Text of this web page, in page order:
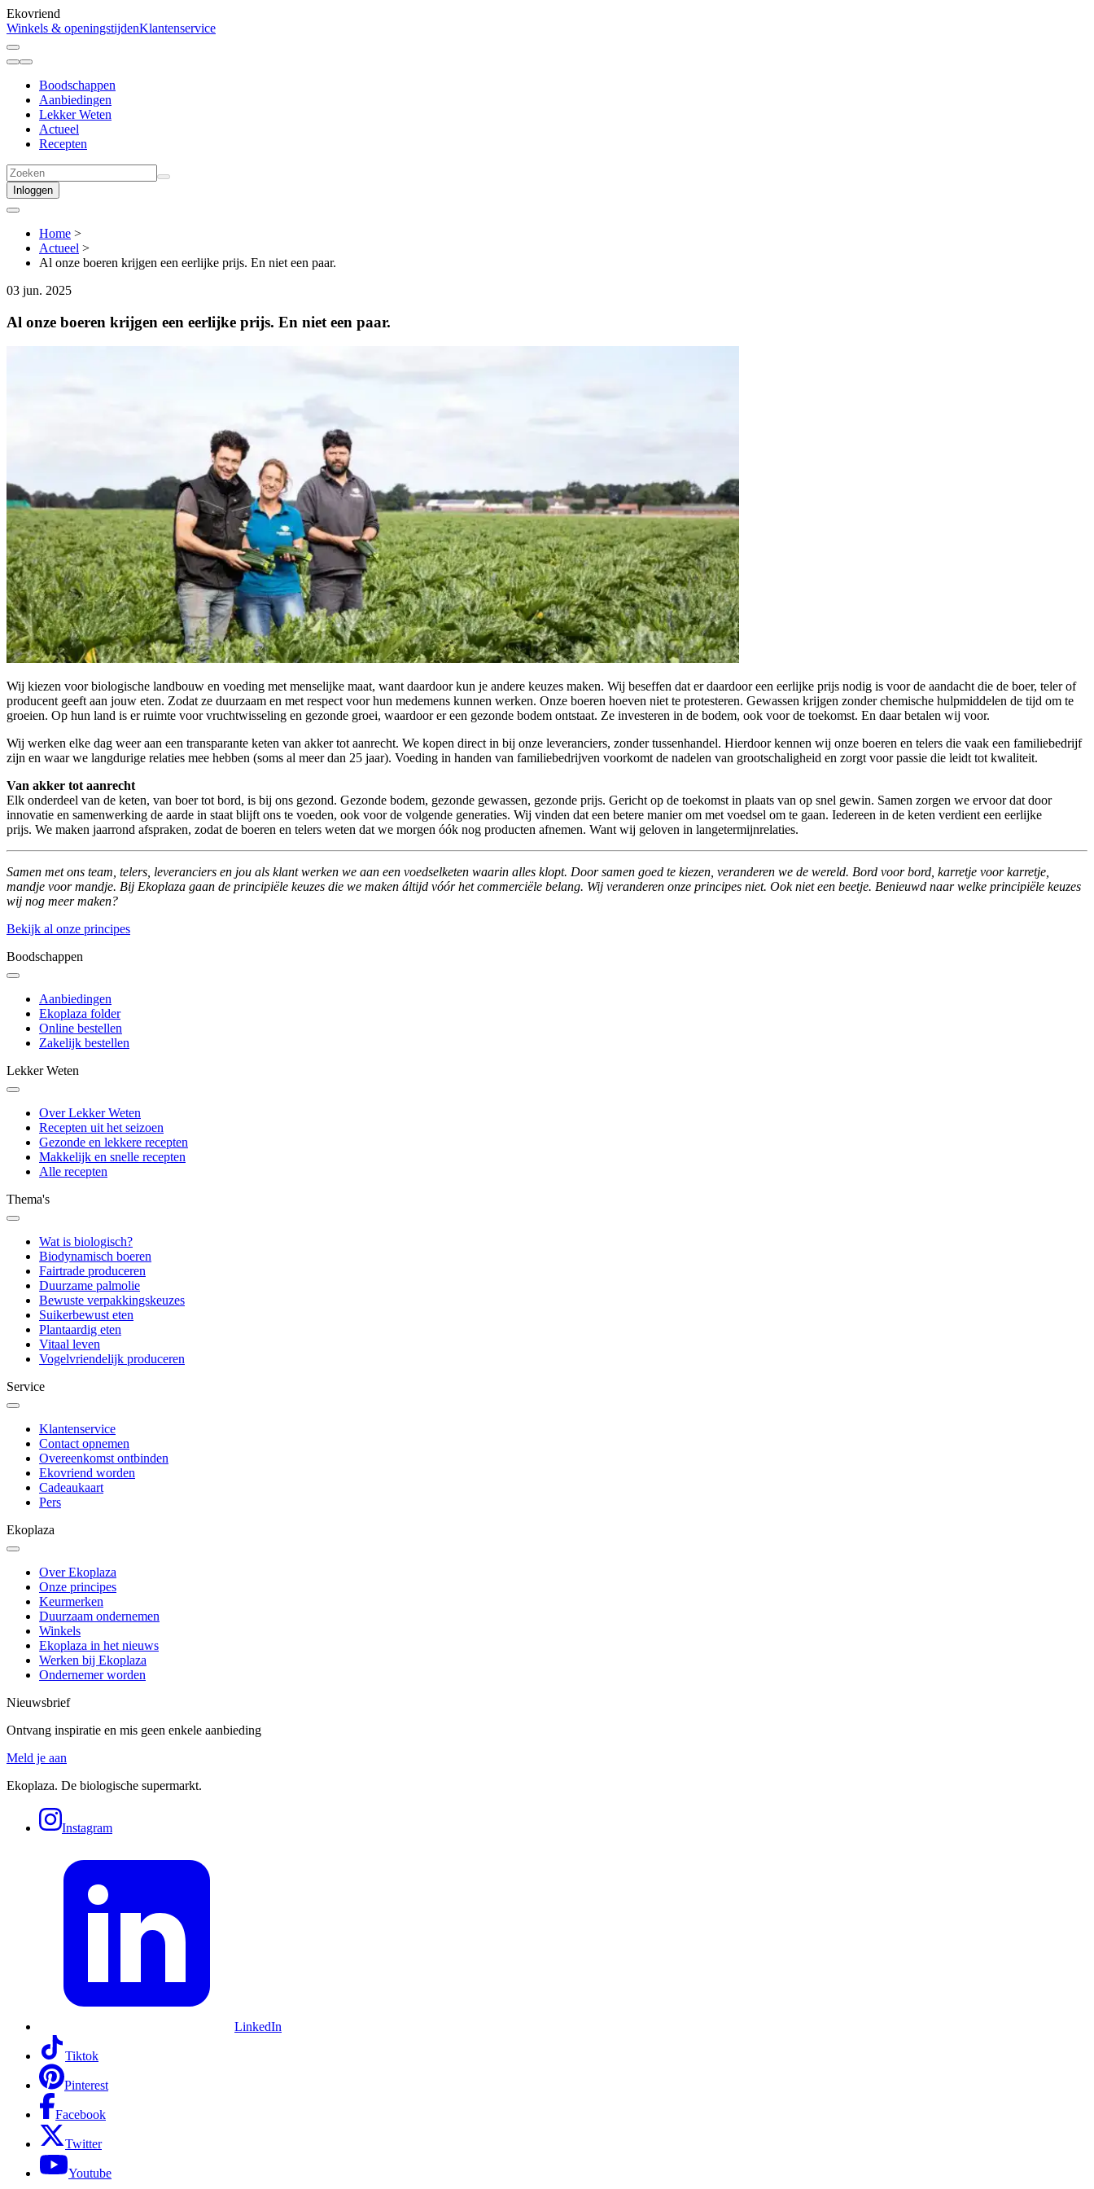
Ekovriend
Winkels & openingstijdenKlantenservice
Boodschappen
Aanbiedingen
Lekker Weten
Actueel
Recepten
Inloggen
Home >
Actueel >
Al onze boeren krijgen een eerlijke prijs. En niet een paar.
03 jun. 2025
Al onze boeren krijgen een eerlijke prijs. En niet een paar.
Wij kiezen voor biologische landbouw en voeding met menselijke maat, want daardoor kun je andere keuzes maken. Wij beseffen dat er daardoor een eerlijke prijs nodig is voor de aandacht die de boer, teler of
producent geeft aan jouw eten. Zodat ze duurzaam en met respect voor hun medemens kunnen werken. Onze boeren hoeven niet te protesteren. Gewassen krijgen zonder chemische hulpmiddelen de tijd om te
groeien. Op hun land is er ruimte voor vruchtwisseling en gezonde groei, waardoor er een gezonde bodem ontstaat. Ze investeren in de bodem, ook voor de toekomst. En daar betalen wij voor.
Wij werken elke dag weer aan een transparante keten van akker tot aanrecht. We kopen direct in bij onze leveranciers, zonder tussenhandel. Hierdoor kennen wij onze boeren en telers die vaak een familiebedrijf
zijn en waar we langdurige relaties mee hebben (soms al meer dan 25 jaar). Voeding in handen van familiebedrijven voorkomt de nadelen van grootschaligheid en zorgt voor passie die leidt tot kwaliteit.
Van akker tot aanrecht
Elk onderdeel van de keten, van boer tot bord, is bij ons gezond. Gezonde bodem, gezonde gewassen, gezonde prijs. Gericht op de toekomst in plaats van op snel gewin. Samen zorgen we ervoor dat door
innovatie en samenwerking de aarde in staat blijft ons te voeden, ook voor de volgende generaties. Wij vinden dat een betere manier om met voedsel om te gaan. Iedereen in de keten verdient een eerlijke
prijs. We maken jaarrond afspraken, zodat de boeren en telers weten dat we morgen óók nog producten afnemen. Want wij geloven in langetermijnrelaties.
Samen met ons team, telers, leveranciers en jou als klant werken we aan een voedselketen waarin alles klopt. Door samen goed te kiezen, veranderen we de wereld. Bord voor bord, karretje voor karretje,
mandje voor mandje. Bij Ekoplaza gaan de principiële keuzes die we maken áltijd vóór het commerciële belang. Wij veranderen onze principes niet. Ook niet een beetje. Benieuwd naar welke principiële keuzes
wij nog meer maken?
Bekijk al onze principes
Boodschappen
Aanbiedingen
Ekoplaza folder
Online bestellen
Zakelijk bestellen
Lekker Weten
Over Lekker Weten
Recepten uit het seizoen
Gezonde en lekkere recepten
Makkelijk en snelle recepten
Alle recepten
Thema's
Wat is biologisch?
Biodynamisch boeren
Fairtrade produceren
Duurzame palmolie
Bewuste verpakkingskeuzes
Suikerbewust eten
Plantaardig eten
Vitaal leven
Vogelvriendelijk produceren
Service
Klantenservice
Contact opnemen
Overeenkomst ontbinden
Ekovriend worden
Cadeaukaart
Pers
Ekoplaza
Over Ekoplaza
Onze principes
Keurmerken
Duurzaam ondernemen
Winkels
Ekoplaza in het nieuws
Werken bij Ekoplaza
Ondernemer worden
Nieuwsbrief
Ontvang inspiratie en mis geen enkele aanbieding
Meld je aan
Ekoplaza. De biologische supermarkt.
Instagram
LinkedIn
Tiktok
Pinterest
Facebook
Twitter
Youtube